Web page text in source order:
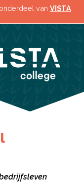
, onderdeel van VISTA